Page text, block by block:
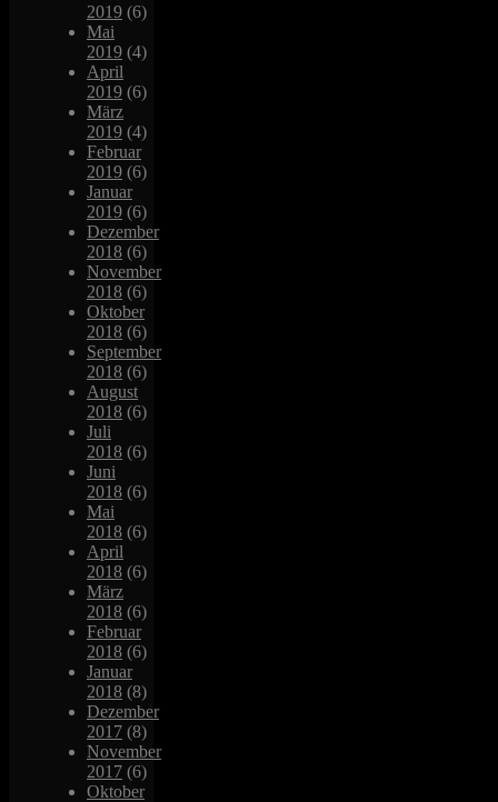
2019 (6)
Mai
2019 (4)
April
2019 (6)
März
2019 (4)
Februar
2019 (6)
Januar
2019 (6)
Dezember
2018 (6)
November
2018 (6)
Oktober
2018 (6)
September
2018 (6)
August
2018 (6)
Juli
2018 (6)
Juni
2018 (6)
Mai
2018 (6)
April
2018 (6)
März
2018 (6)
Februar
2018 (6)
Januar
2018 (8)
Dezember
2017 (8)
November
2017 (6)
Oktober